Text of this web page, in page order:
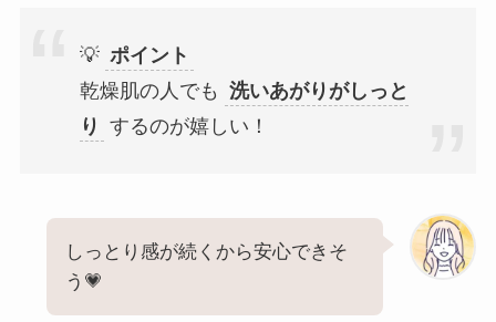
💡 ポイント
乾燥肌の人でも 洗いあがりがしっと
り するのが嬉しい！
しっとり感が続くから安心できそ
う💗